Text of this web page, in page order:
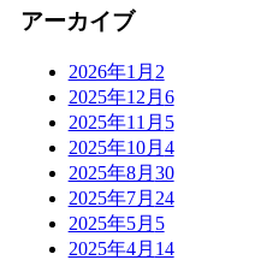
アーカイブ
2026年1月 2
2025年12月 6
2025年11月 5
2025年10月 4
2025年8月 30
2025年7月 24
2025年5月 5
2025年4月 14